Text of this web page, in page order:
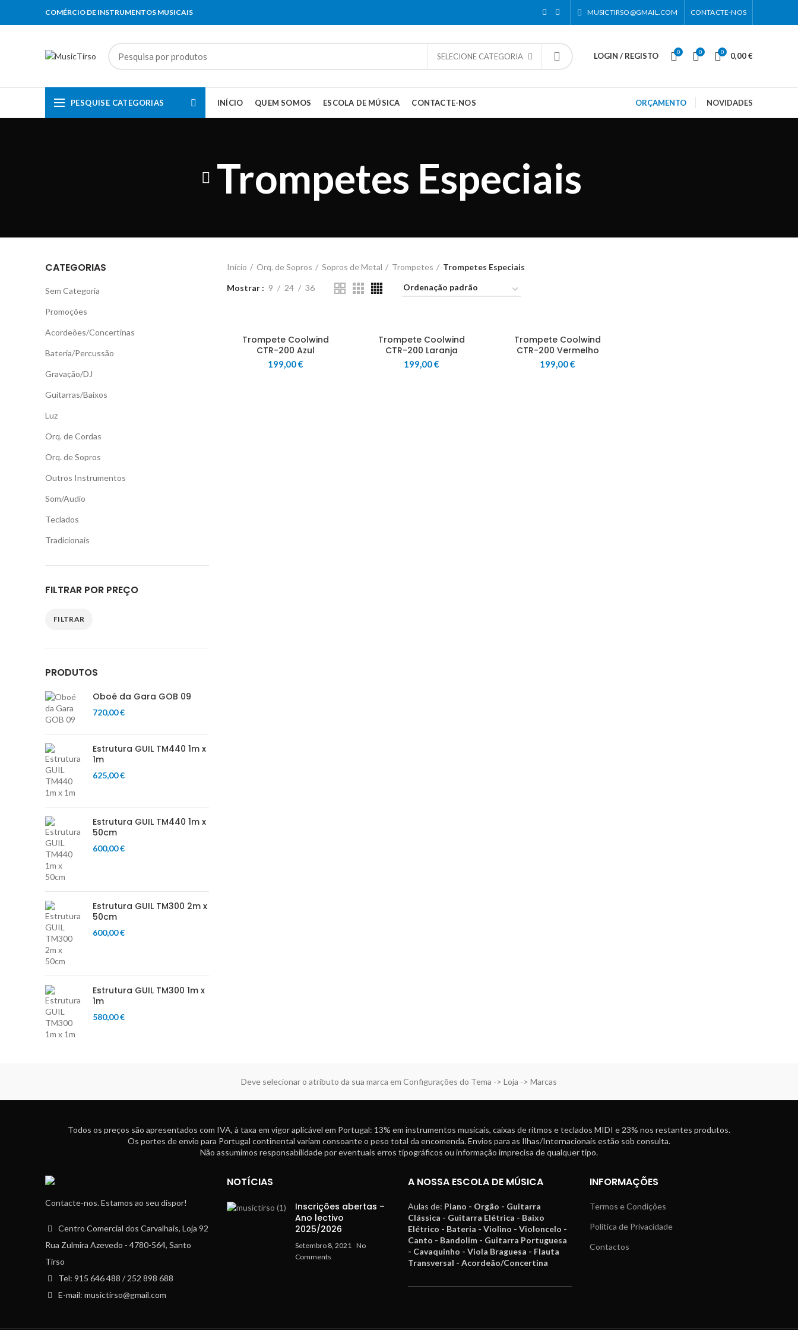
COMÉRCIO DE INSTRUMENTOS MUSICAIS MUSICTIRSO@GMAIL.COM CONTACTE-NOS
SELECIONE CATEGORIA LOGIN / REGISTO 0 0 0 0,00€
PESQUISE CATEGORIAS INÍCIO QUEM SOMOS ESCOLA DE MÚSICA CONTACTE-NOS ORÇAMENTO NOVIDADES
Trompetes Especiais
CATEGORIAS
Sem Categoria
Promoções
Acordeões/Concertinas
Bateria/Percussão
Gravação/DJ
Guitarras/Baixos
Luz
Orq. de Cordas
Orq. de Sopros
Outros Instrumentos
Som/Audio
Teclados
Tradicionais
FILTRAR POR PREÇO
FILTRAR
PRODUTOS
Oboé da Gara GOB 09
720,00€
Estrutura GUIL TM440 1m x
1m
625,00€
Estrutura GUIL TM440 1m x
50cm
600,00€
Estrutura GUIL TM300 2m x
50cm
600,00€
Estrutura GUIL TM300 1m x
1m
580,00€
Início Orq. de Sopros Sopros de Metal Trompetes Trompetes Especiais
Mostrar 9 24 36
Trompete Coolwind
CTR-200 Azul
199,00€
Trompete Coolwind
CTR-200 Laranja
199,00€
Trompete Coolwind
CTR-200 Vermelho
199,00€
Deve selecionar o atributo da sua marca em Configurações do Tema -> Loja -> Marcas
Todos os preços são apresentados com IVA, à taxa em vigor aplicável em Portugal: 13% em instrumentos musicais, caixas de ritmos e teclados MIDI e 23% nos restantes produtos.
Os portes de envio para Portugal continental variam consoante o peso total da encomenda. Envios para as Ilhas/Internacionais estão sob consulta.
Não assumimos responsabilidade por eventuais erros tipográficos ou informação imprecisa de qualquer tipo.
Contacte-nos. Estamos ao seu dispor!
Centro Comercial dos Carvalhais, Loja 92
Rua Zulmira Azevedo - 4780-564, Santo
Tirso
Tel: 915 646 488 / 252 898 688
E-mail: musictirso@gmail.com
NOTÍCIAS
Inscrições abertas –
Ano lectivo
2025/2026
Setembro 8, 2021 No
Comments
A NOSSA ESCOLA DE MÚSICA
Aulas de: Piano - Orgão - Guitarra
Clássica - Guitarra Elétrica - Baixo
Elétrico - Bateria - Violino - Violoncelo -
Canto - Bandolim - Guitarra Portuguesa
- Cavaquinho - Viola Braguesa - Flauta
Transversal - Acordeão/Concertina
INFORMAÇÕES
Termos e Condições
Política de Privacidade
Contactos